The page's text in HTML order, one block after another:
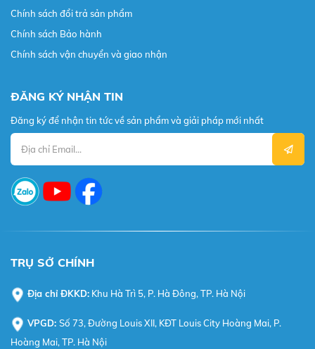
Chính sách đổi trả sản phẩm
Chính sách Bảo hành
Chính sách vận chuyển và giao nhận
ĐĂNG KÝ NHẬN TIN
Đăng ký để nhận tin tức về sản phẩm và giải pháp mới nhất
TRỤ SỞ CHÍNH
Địa chỉ ĐKKD: Khu Hà Trì 5, P. Hà Đông, TP. Hà Nội
VPGD: Số 73, Đường Louis XII, KĐT Louis City Hoàng Mai, P.
Hoàng Mai, TP. Hà Nội